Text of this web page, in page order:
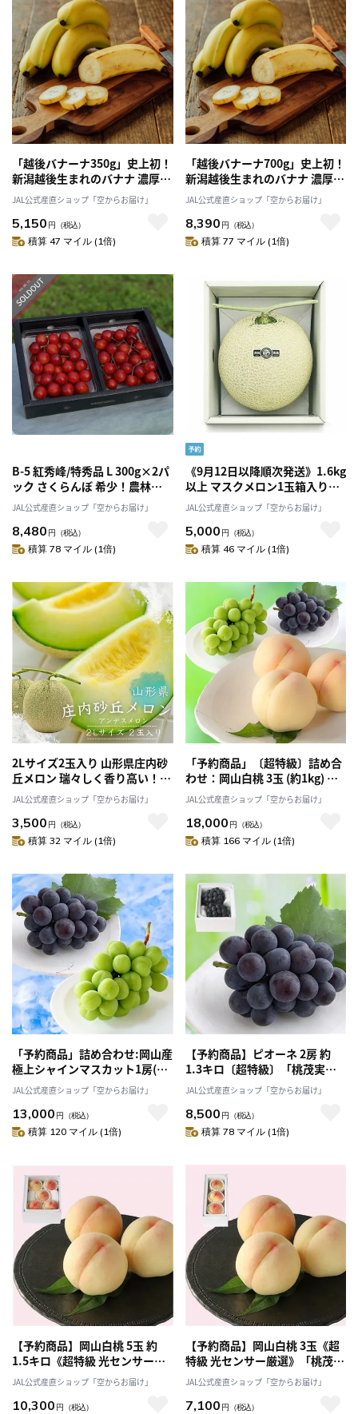
「越後バナーナ350g」史上初！
新潟越後生まれのバナナ 濃厚な
甘さともっちり食感[シモダ産業
株式会社]
JAL公式産直ショップ「空からお届け」
5,150 円 （税込）
積算 47 マイル (1倍)
「越後バナーナ700g」史上初！
新潟越後生まれのバナナ 濃厚な
甘さともっちり食感[シモダ産業
株式会社]
JAL公式産直ショップ「空からお届け」
8,390 円 （税込）
積算 77 マイル (1倍)
B-5 紅秀峰/特秀品 L 300g×2パ
ック さくらんぼ 希少！農林水
産大臣賞受賞 <6月下旬/7月上旬
より発送>「アンスリーファー
ム」 送料無料
JAL公式産直ショップ「空からお届け」
8,480 円 （税込）
積算 78 マイル (1倍)
《9月12日以降順次発送》1.6kg
以上 マスクメロン1玉箱入り
《良品》【一果相伝】「株式会
社篤農」
JAL公式産直ショップ「空からお届け」
5,000 円 （税込）
積算 46 マイル (1倍)
2Lサイズ2玉入り 山形県庄内砂
丘メロン 瑞々しく香り高い！
【予約商品 7月より順次発送】
「みちのくギフト」
JAL公式産直ショップ「空からお届け」
3,500 円 （税込）
積算 32 マイル (1倍)
「予約商品」〔超特級〕詰め合
わせ：岡山白桃 3玉 (約1kg) ・
シャインマスカット 1房 (約
0.65kg) ・ピオーネ 1房 (約
0.65kg)7月中旬発送以降発送
「桃茂実苑(ともみえん)」
JAL公式産直ショップ「空からお届け」
18,000 円 （税込）
積算 166 マイル (1倍)
「予約商品」詰め合わせ:岡山産
極上シャインマスカット1房(約
0.65kg）ピオーネ1房 (約
0.65kg)〔超特級〕7月中旬～発
送「桃茂実苑(ともみえん)」
JAL公式産直ショップ「空からお届け」
13,000 円 （税込）
積算 120 マイル (1倍)
【予約商品】ピオーネ 2房 約
1.3キロ〔超特級〕「桃茂実苑
(ともみえん)」6月下旬以降発送
JAL公式産直ショップ「空からお届け」
8,500 円 （税込）
積算 78 マイル (1倍)
【予約商品】岡山白桃 5玉 約
1.5キロ《超特級 光センサー厳
選》「桃茂実苑(ともみえん)」7
月上旬以降発送
JAL公式産直ショップ「空からお届け」
10,300 円 （税込）
【予約商品】岡山白桃 3玉《超
特級 光センサー厳選》「桃茂実
苑(ともみえん）」7月上旬以降
発送
JAL公式産直ショップ「空からお届け」
7,100 円 （税込）